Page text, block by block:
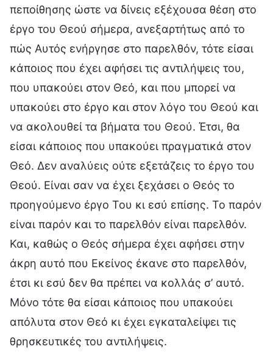
πεποίθησης ώστε να δίνεις εξέχουσα θέση στο
έργο του Θεού σήμερα, ανεξαρτήτως από το
πώς Αυτός ενήργησε στο παρελθόν, τότε είσαι
κάποιος που έχει αφήσει τις αντιλήψεις του,
που υπακούει στον Θεό, και που μπορεί να
υπακούει στο έργο και στον λόγο του Θεού και
να ακολουθεί τα βήματα του Θεού. Έτσι, θα
είσαι κάποιος που υπακούει πραγματικά στον
Θεό. Δεν αναλύεις ούτε εξετάζεις το έργο του
Θεού. Είναι σαν να έχει ξεχάσει ο Θεός το
προηγούμενο έργο Του κι εσύ επίσης. Το παρόν
είναι παρόν και το παρελθόν είναι παρελθόν.
Και, καθώς ο Θεός σήμερα έχει αφήσει στην
άκρη αυτό που Εκείνος έκανε στο παρελθόν,
έτσι κι εσύ δεν θα πρέπει να κολλάς σ’ αυτό.
Μόνο τότε θα είσαι κάποιος που υπακούει
απόλυτα στον Θεό κι έχει εγκαταλείψει τις
θρησκευτικές του αντιλήψεις.